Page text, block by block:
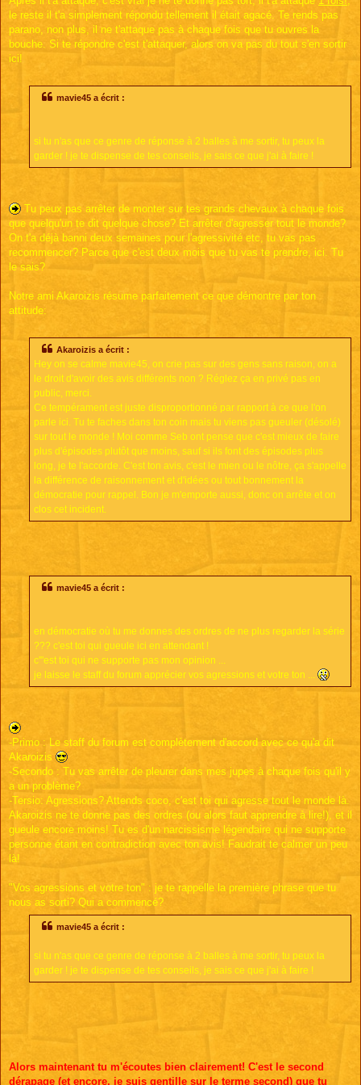
le reste il t'a simplement répondu tellement il était agacé. Te rends pas
parano, non plus, il ne t'attaque pas à chaque fois que tu ouvres la
bouche. Si te répondre c'est t'attaquer, alors on va pas du tout s'en sortir
ici!
mavie45 a écrit :
si tu n'as que ce genre de réponse à 2 balles à me sortir, tu peux la
garder ! je te dispense de tes conseils, je sais ce que j'ai à faire !
Tu peux pas arrêter de monter sur tes grands chevaux à chaque fois
que quelqu'un te dit quelque chose? Et arrêter d'agresser tout le monde?
On t'a déjà banni deux semaines pour l'agressivité etc, tu vas pas
recommencer? Parce que c'est deux mois que tu vas te prendre, ici. Tu
le sais?
Notre ami Akaroizis résume parfaitement ce que démontre par ton
attitude:
Akaroizis a écrit :
Hey on se calme mavie45, on crie pas sur des gens sans raison, on a
le droit d'avoir des avis différents non ? Réglez ça en privé pas en
public, merci.
Ce tempérament est juste disproportionné par rapport à ce que l'on
parle ici. Tu te faches dans ton coin mais tu viens pas gueuler (désolé)
sur tout le monde ! Moi comme Seb ont pense que c'est mieux de faire
plus d'épisodes plutôt que moins, sauf si ils font des épisodes plus
long, je te l'accorde. C'est ton avis, c'est le mien ou le nôtre, ça s'appelle
la différence de raisonnement et d'idées ou tout bonnement la
démocratie pour rappel. Bon je m'emporte aussi, donc on arrête et on
clos cet incident.
mavie45 a écrit :
en démocratie où tu me donnes des ordres de ne plus regarder la série
??? c'est toi qui gueule ici en attendant !
c'"est toi qui ne supporte pas mon opinion ...
je laisse le staff du forum apprécier vos agressions et votre ton ...
-Primo : Le staff du forum est complètement d'accord avec ce qu'a dit
Akaroizis
-Secondo : Tu vas arrêter de pleurer dans mes jupes à chaque fois qu'il y
a un problème?
-Tersio: Agressions? Attends coco, c'est toi qui agresse tout le monde là.
Akaroizis ne te donne pas des ordres (ou alors faut apprendre à lire!), et il
gueule encore moins! Tu es d'un narcissisme légendaire qui ne supporte
personne étant en contradiction avec ton avis! Faudrait te calmer un peu
là!
"Vos agressions et votre ton" : je te rappelle la première phrase que tu
nous as sorti? Qui a commencé?
mavie45 a écrit :
si tu n'as que ce genre de réponse à 2 balles à me sortir, tu peux la
garder ! je te dispense de tes conseils, je sais ce que j'ai à faire !
Alors maintenant tu m'écoutes bien clairement! C'est le second
dérapage (et encore, je suis gentille sur le terme second) que tu